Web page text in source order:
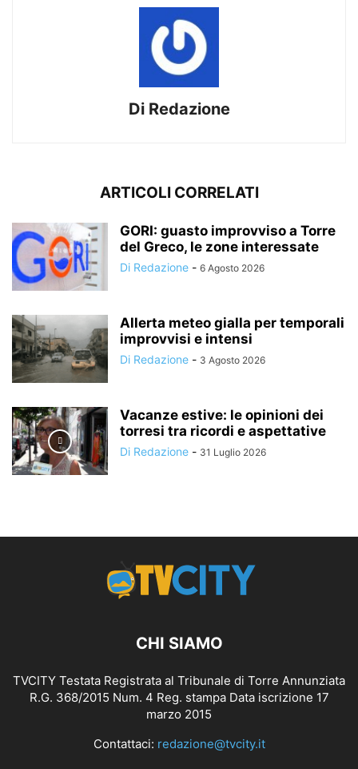
Di Redazione
ARTICOLI CORRELATI
GORI: guasto improvviso a Torre
del Greco, le zone interessate
Di Redazione - 6 Agosto 2026
Allerta meteo gialla per temporali
improvvisi e intensi
Di Redazione - 3 Agosto 2026
Vacanze estive: le opinioni dei
torresi tra ricordi e aspettative
Di Redazione - 31 Luglio 2026
CHI SIAMO
TVCITY Testata Registrata al Tribunale di Torre Annunziata
R.G. 368/2015 Num. 4 Reg. stampa Data iscrizione 17
marzo 2015
Contattaci: redazione@tvcity.it